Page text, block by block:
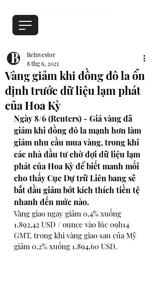
Vàng giảm khi đồng đô la ổn
định trước dữ liệu lạm phát
của Hoa Kỳ
BeInvestor
8 thg 6, 2021
Ngày 8/6 (Reuters) - Giá vàng đã
giảm khi đồng đô la mạnh hơn làm
giảm nhu cầu mua vàng, trong khi
các nhà đầu tư chờ đợi dữ liệu lạm
phát của Hoa Kỳ để biết manh mối
cho thấy Cục Dự trữ Liên bang sẽ
bắt đầu giảm bớt kích thích tiền tệ
nhanh đến mức nào.
Vàng giao ngay giảm 0,4% xuống
1.892,42 USD / ounce vào lúc 09h14
GMT, trong khi vàng giao sau của Mỹ
giảm 0,2% xuống 1.894,60 USD.